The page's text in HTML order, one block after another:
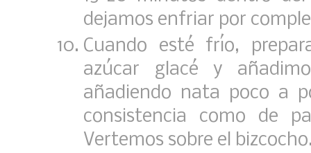
dejamos enfriar por
Cuando esté frío,
azúcar glacé y
añadiendo nata poco a
consistencia como de
Vertemos sobre el